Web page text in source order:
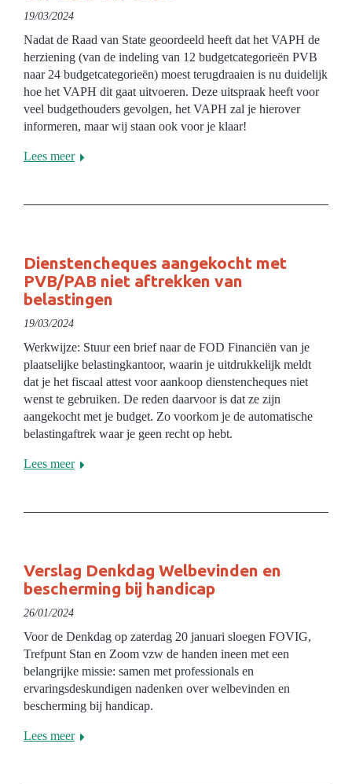
19/03/2024
Nadat de Raad van State geoordeeld heeft dat het VAPH de
herziening (van de indeling van 12 budgetcategorieën PVB
naar 24 budgetcategorieën) moest terugdraaien is nu duidelijk
hoe het VAPH dit gaat uitvoeren. Deze uitspraak heeft voor
veel budgethouders gevolgen, het VAPH zal je hierover
informeren, maar wij staan ook voor je klaar!
Lees meer
Dienstencheques aangekocht met
PVB/PAB niet aftrekken van
belastingen
19/03/2024
Werkwijze: Stuur een brief naar de FOD Financiën van je
plaatselijke belastingkantoor, waarin je uitdrukkelijk meldt
dat je het fiscaal attest voor aankoop dienstencheques niet
wenst te gebruiken. De reden daarvoor is dat ze zijn
aangekocht met je budget. Zo voorkom je de automatische
belastingaftrek waar je geen recht op hebt.
Lees meer
Verslag Denkdag Welbevinden en
bescherming bij handicap
26/01/2024
Voor de Denkdag op zaterdag 20 januari sloegen FOVIG,
Trefpunt Stan en Zoom vzw de handen ineen met een
belangrijke missie: samen met professionals en
ervaringsdeskundigen nadenken over welbevinden en
bescherming bij handicap.
Lees meer